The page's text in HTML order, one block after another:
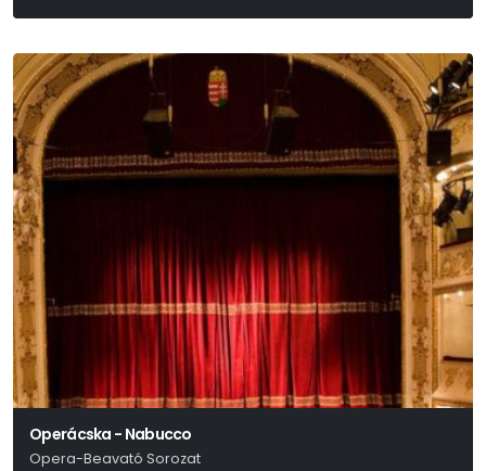
Operácska - Nabucco
Opera-Beavató Sorozat